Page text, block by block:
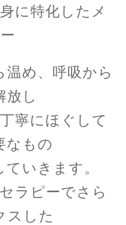
に特化したメ
温め、呼吸から
放し
寧にほぐして
なもの
いきます。
ラピーでさら
スした